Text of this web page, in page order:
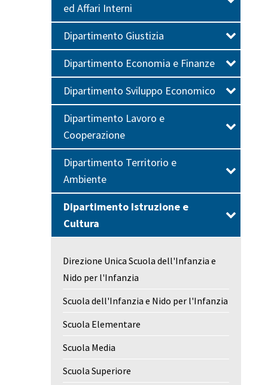
ed Affari Interni
Dipartimento Giustizia
Dipartimento Economia e Finanze
Dipartimento Sviluppo Economico
Dipartimento Lavoro e
Cooperazione
Dipartimento Territorio e
Ambiente
Dipartimento Istruzione e
Cultura
Direzione Unica Scuola dell'Infanzia e
Nido per l'Infanzia
Scuola dell'Infanzia e Nido per l'Infanzia
Scuola Elementare
Scuola Media
Scuola Superiore